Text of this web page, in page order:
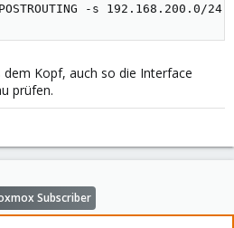
-s 192.168.200.0/24 -
Kopf, auch so die Interface
prüfen.
Subscriber